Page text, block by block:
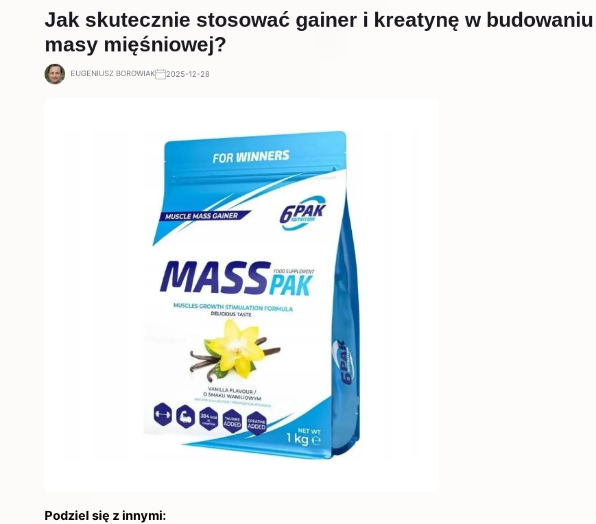
Jak skutecznie stosować gainer i kreatynę w budowaniu
masy mięśniowej?
EUGENIUSZ BOROWIAK 2025-12-28
Podziel się z innymi: